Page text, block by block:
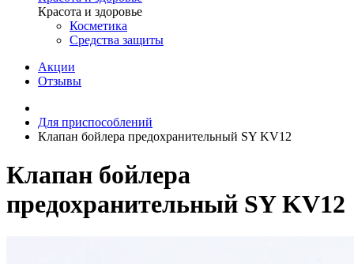
Красота и здоровье
Косметика
Средства защиты
Акции
Отзывы
Для приспособлений
Клапан бойлера предохранительный SY KV12
Клапан бойлера
предохранительный SY KV12